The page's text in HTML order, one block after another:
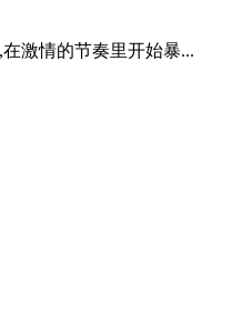
激情的节奏里开始暴...